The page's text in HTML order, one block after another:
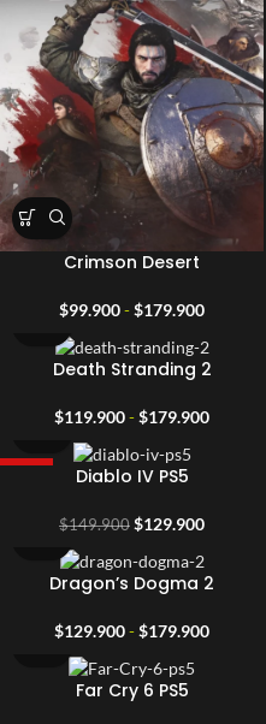
Crimson Desert
$99.900-$179.900Rango
precios:
desde
hasta
Death Stranding 2
$119.900-$179.900Rango
Diablo IV PS5
$149.900 El
original
era:
$129.900El
actual
es:
Dragon’s Dogma 2
$129.900-$179.900Rango
Far Cry 6 PS5